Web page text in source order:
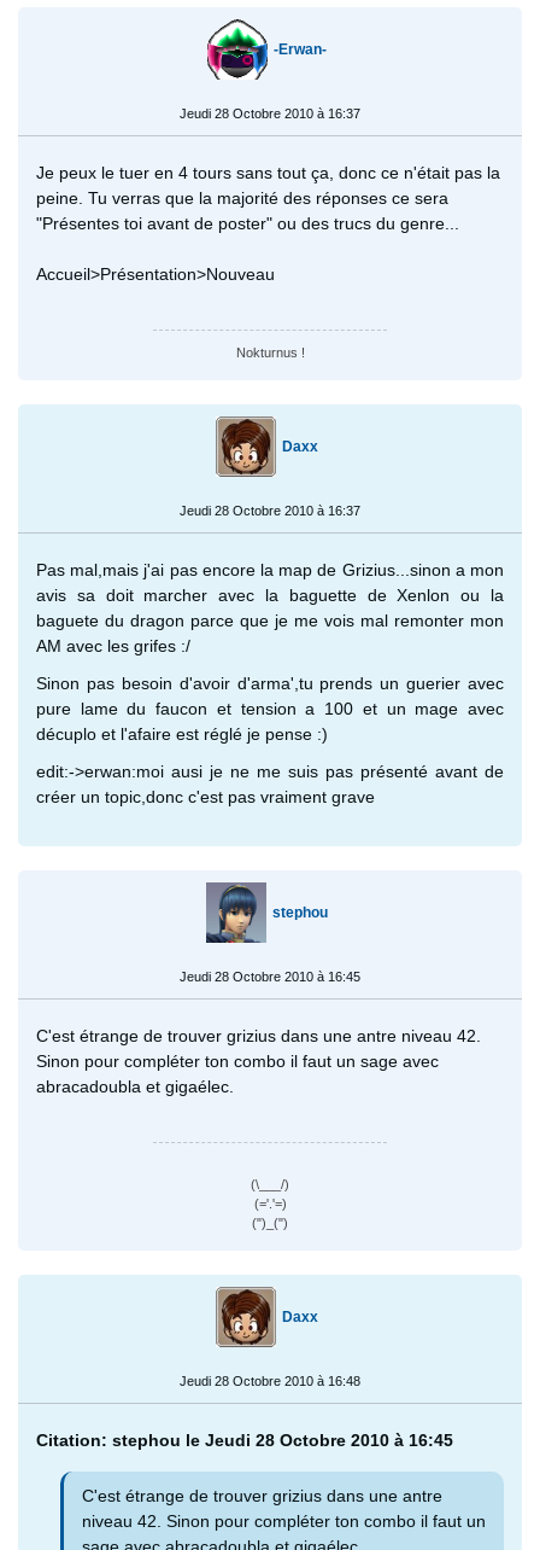
-Erwan-
Jeudi 28 Octobre 2010 à 16:37
Je peux le tuer en 4 tours sans tout ça, donc ce n'était pas la
peine. Tu verras que la majorité des réponses ce sera
"Présentes toi avant de poster" ou des trucs du genre...
Accueil>Présentation>Nouveau
Nokturnus !
Daxx
Jeudi 28 Octobre 2010 à 16:37
Pas mal,mais j'ai pas encore la map de Grizius...sinon a mon
avis sa doit marcher avec la baguette de Xenlon ou la
baguete du dragon parce que je me vois mal remonter mon
AM avec les grifes :/
Sinon pas besoin d'avoir d'arma',tu prends un guerier avec
pure lame du faucon et tension a 100 et un mage avec
décuplo et l'afaire est réglé je pense :)
edit:->erwan:moi ausi je ne me suis pas présenté avant de
créer un topic,donc c'est pas vraiment grave
stephou
Jeudi 28 Octobre 2010 à 16:45
C'est étrange de trouver grizius dans une antre niveau 42.
Sinon pour compléter ton combo il faut un sage avec
abracadoubla et gigaélec.
(\___/)
(='.'=)
(")_(")
Daxx
Jeudi 28 Octobre 2010 à 16:48
Citation: stephou le Jeudi 28 Octobre 2010 à 16:45
C'est étrange de trouver grizius dans une antre
niveau 42. Sinon pour compléter ton combo il faut un